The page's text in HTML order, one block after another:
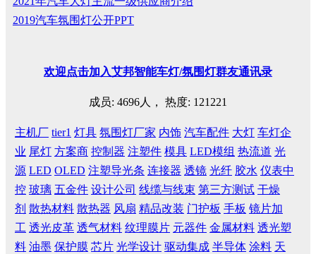
2019汽车氛围灯公开PPT
欢迎点击加入艾邦智能车灯/氛围灯群友通讯录
成员: 4696人， 热度: 121221
主机厂 tier1 灯具 氛围灯厂家 内饰 汽车配件 大灯 车灯企
业 尾灯 方案商 控制器 注塑件 模具 LED模组 热流道 光
源 LED OLED 注塑导光条 连接器 透镜 光纤 胶水 仪表中
控 玻璃 五金件 设计公司 线缆与线束 第三方测试 干燥
剂 散热材料 散热器 风扇 精品改装 门护板 手板 镜片加
工 透光皮革 透气材料 纹理膜片 元器件 金属材料 透光塑
料 油墨 保护膜 芯片 光学设计 驱动集成 半导体 涂料 天